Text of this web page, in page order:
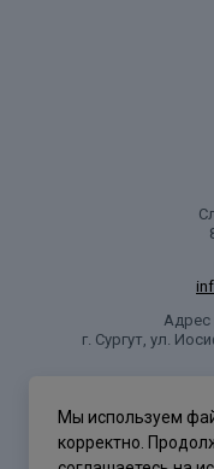
Адрес
г. Сургут, ул.
Мы используем
корректно.